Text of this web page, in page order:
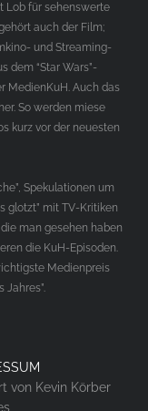
Lob für sehenswerte
auch der Film;
und Streaming-
dem “Star Wars”-
MedienKuH. Auch das
So werden miese
kurz vor der neuesten
Spekulationen um
glotzt” mit TV-Kritiken
man gesehen haben
die KuH-Episoden.
Medienpreis
Jahres”.
von Kevin Körber